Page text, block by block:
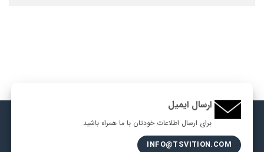
ارسال ایمیل
برای ارسال اطلاعات خودتان با ما همراه باشید
INFO@TSVITION.COM